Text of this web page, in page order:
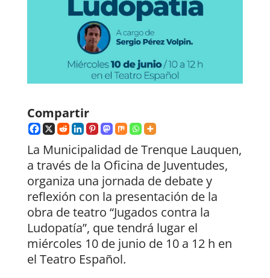
Compartir
La Municipalidad de Trenque Lauquen,
a través de la Oficina de Juventudes,
organiza una jornada de debate y
reflexión con la presentación de la
obra de teatro “Jugados contra la
Ludopatía”, que tendrá lugar el
miércoles 10 de junio de 10 a 12 h en
el Teatro Español.